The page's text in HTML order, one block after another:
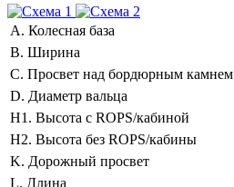
A. Колесная база
B. Ширина
C. Просвет над бордюрным камнем
D. Диаметр вальца
H1. Высота с ROPS/кабиной
H2. Высота без ROPS/кабины
K. Дорожный просвет
L. Длина